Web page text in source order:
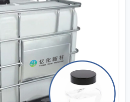
дешевогоэкспортера
простое правило: если
рыночной, значит, где-то
с качеством (используется
либо с сервисом (никакой
ответы), либо с
может быть из старой,